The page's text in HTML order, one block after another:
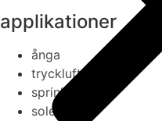
applikationer
ånga
tryckluft
sprinkler
solenergi